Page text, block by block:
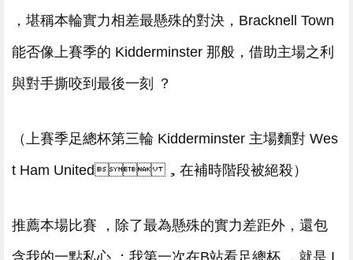
，堪稱本輪實力相差最懸殊的對決，Bracknell Town
能否像上賽季的 Kidderminster 那般，借助主場之利
與對手撕咬到最後一刻  ？
（上賽季足總杯第三輪 Kidderminster 主場麵對 Wes
t Ham United ，在補時階段被絕殺）
推薦本場比賽 ，除了最為懸殊的實力差距外，還包
含我的一點私心 ：我第一次在B站看足總杯 ，就是 I